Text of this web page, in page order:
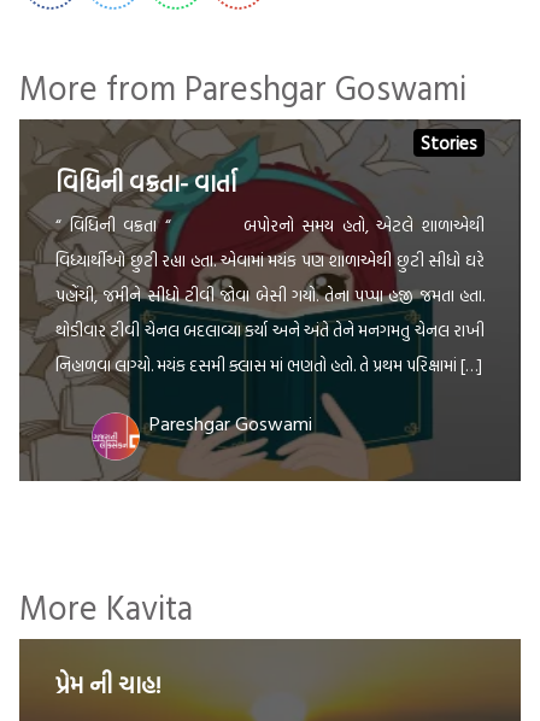
More from Pareshgar Goswami
Stories
વિધિની વક્રતા- વાર્તા
“ વિધિની વક્રતા “ બપોરનો સમય હતો, એટલે શાળાએથી
વિધ્યાર્થીઓ છુટી રહ્યા હતા. એવામાં મયંક પણ શાળાએથી છુટી સીધો ઘરે
પહોંચી, જમીને સીધો ટીવી જોવા બેસી ગયો. તેના પપ્પા હજી જમતા હતા.
થોડીવાર ટીવી ચેનલ બદલાવ્યા કર્યા અને અંતે તેને મનગમતુ ચેનલ રાખી
નિહાળવા લાગ્યો. મયંક દસમી ક્લાસ માં ભણતો હતો. તે પ્રથમ પરિક્ષામાં […]
Pareshgar Goswami
More Kavita
પ્રેમ ની ચાહ!